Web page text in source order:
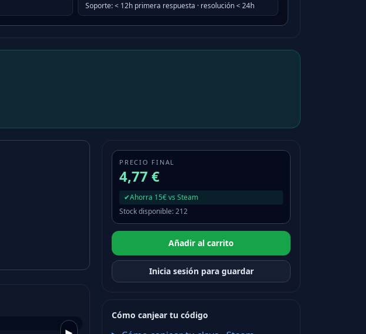
Soporte:< 12h primera respuesta · resolución < 24h
PRECIO FINAL
4,77 €
✔Ahorra 15€ vs Steam
Stock disponible:212
Añadir al carrito
Inicia sesión para guardar
Cómo canjear tu código